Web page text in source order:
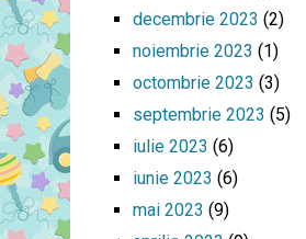
decembrie 2023 (2)
noiembrie 2023 (1)
octombrie 2023 (3)
septembrie 2023 (5)
iulie 2023 (6)
iunie 2023 (6)
mai 2023 (9)